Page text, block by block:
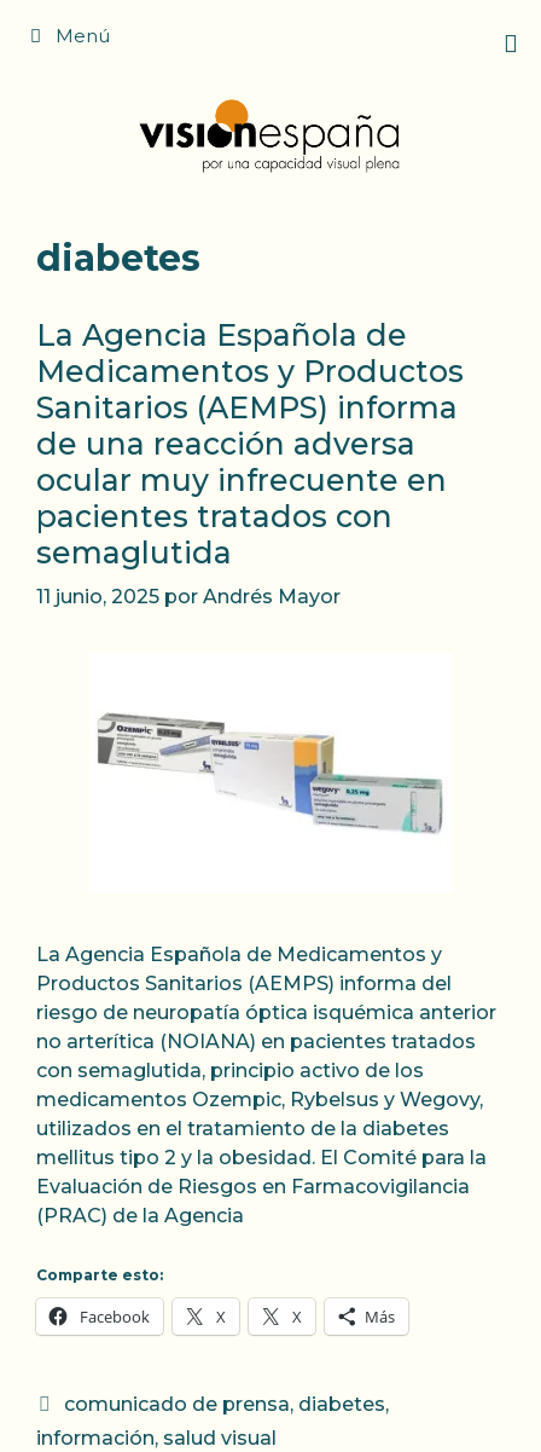
Menú
diabetes
La Agencia Española de
Medicamentos y Productos
Sanitarios (AEMPS) informa
de una reacción adversa
ocular muy infrecuente en
pacientes tratados con
semaglutida
11 junio, 2025 por Andrés Mayor
La Agencia Española de Medicamentos y
Productos Sanitarios (AEMPS) informa del
riesgo de neuropatía óptica isquémica anterior
no arterítica (NOIANA) en pacientes tratados
con semaglutida, principio activo de los
medicamentos Ozempic, Rybelsus y Wegovy,
utilizados en el tratamiento de la diabetes
mellitus tipo 2 y la obesidad. El Comité para la
Evaluación de Riesgos en Farmacovigilancia
(PRAC) de la Agencia
Comparte esto:
Facebook X X Más
Categorías
comunicado de prensa, diabetes,
información, salud visual